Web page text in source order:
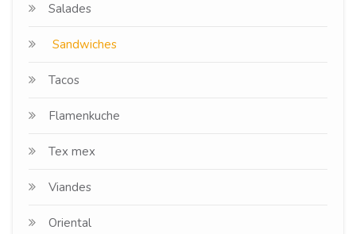
Salades
Sandwiches
Tacos
Flamenkuche
Tex mex
Viandes
Oriental